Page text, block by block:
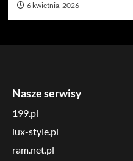
6 kwietnia, 2026
Nasze serwisy
199.pl
lux-style.pl
ram.net.pl